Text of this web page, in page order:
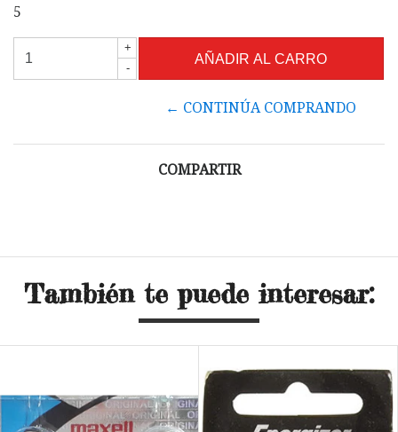
5
+
-
← CONTINÚA COMPRANDO
COMPARTIR
También te puede interesar: